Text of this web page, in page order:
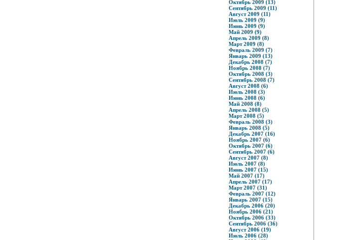
Октябрь 2009 (13)
Сентябрь 2009 (11)
Август 2009 (11)
Июль 2009 (9)
Июнь 2009 (9)
Май 2009 (9)
Апрель 2009 (8)
Март 2009 (8)
Февраль 2009 (7)
Январь 2009 (13)
Декабрь 2008 (7)
Ноябрь 2008 (7)
Октябрь 2008 (3)
Сентябрь 2008 (7)
Август 2008 (6)
Июль 2008 (3)
Июнь 2008 (6)
Май 2008 (8)
Апрель 2008 (5)
Март 2008 (5)
Февраль 2008 (3)
Январь 2008 (5)
Декабрь 2007 (16)
Ноябрь 2007 (6)
Октябрь 2007 (6)
Сентябрь 2007 (6)
Август 2007 (8)
Июль 2007 (8)
Июнь 2007 (15)
Май 2007 (17)
Апрель 2007 (17)
Март 2007 (31)
Февраль 2007 (12)
Январь 2007 (15)
Декабрь 2006 (20)
Ноябрь 2006 (21)
Октябрь 2006 (33)
Сентябрь 2006 (36)
Август 2006 (19)
Июль 2006 (28)